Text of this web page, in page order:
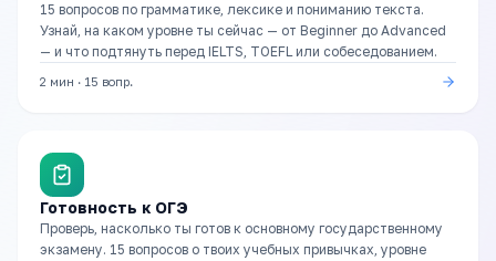
15 вопросов по грамматике, лексике и пониманию текста.
Узнай, на каком уровне ты сейчас — от Beginner до Advanced
— и что подтянуть перед IELTS, TOEFL или собеседованием.
2 мин · 15 вопр.
Готовность к ОГЭ
Проверь, насколько ты готов к основному государственному
экзамену. 15 вопросов о твоих учебных привычках, уровне